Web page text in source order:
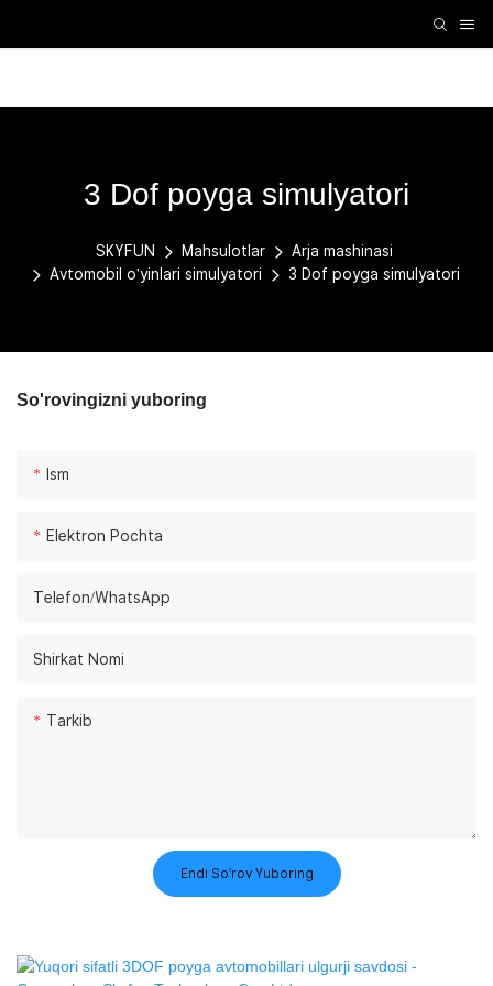
3 Dof poyga simulyatori
SKYFUN Mahsulotlar
Arja mashinasi
Avtomobil o'yinlari simulyatori
3 Dof poyga simulyatori
So'rovingizni yuboring
Ism
Elektron Pochta
Telefon/whatsApp
Shirkat Nomi
Tarkib
Endi So'rov Yuboring